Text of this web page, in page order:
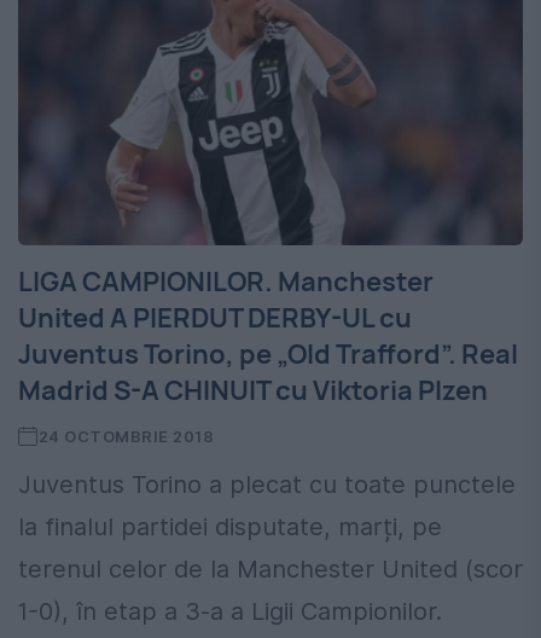
LIGA CAMPIONILOR. Manchester
United A PIERDUT DERBY-UL cu
Juventus Torino, pe „Old Trafford”. Real
Madrid S-A CHINUIT cu Viktoria Plzen
24 OCTOMBRIE 2018
Juventus Torino a plecat cu toate punctele
la finalul partidei disputate, marți, pe
terenul celor de la Manchester United (scor
1-0), în etap a 3-a a Ligii Campionilor.